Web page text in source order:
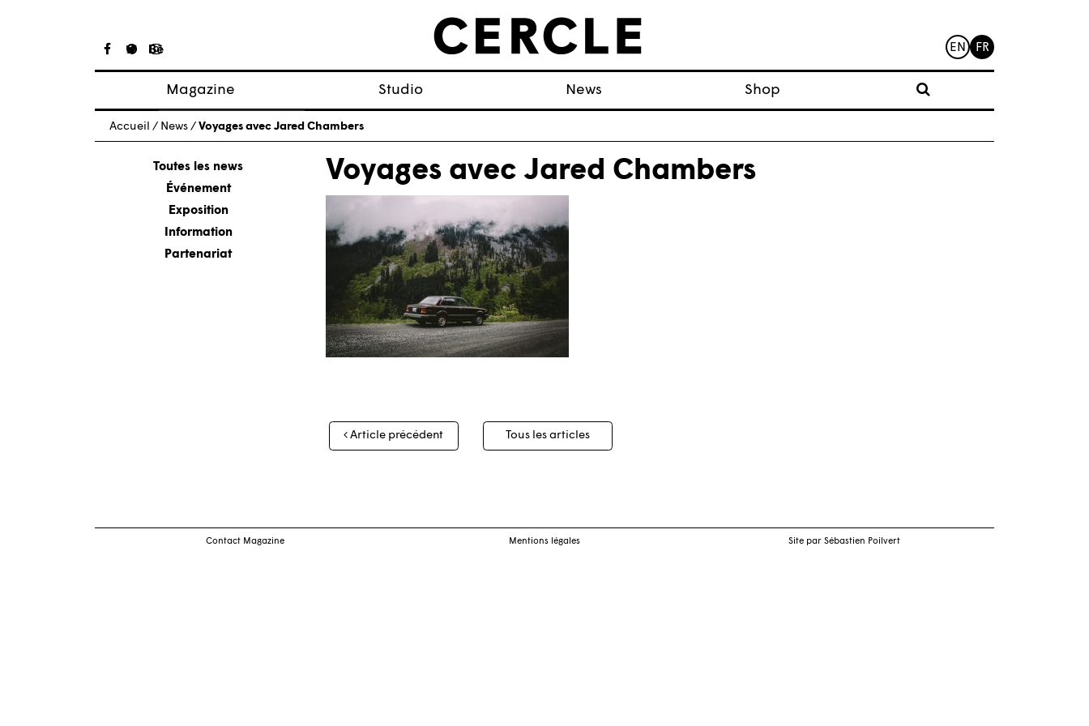
EN FR
Magazine
Articles
À propos
Numéros
Studio News Shop
Accueil / News / Voyages avec Jared Chambers
Toutes les news
Événement
Exposition
Information
Partenariat
Voyages avec Jared Chambers
Navigation
des
Article précédent Tous les articles
Contact Magazine Mentions légales Site par Sébastien Poilvert